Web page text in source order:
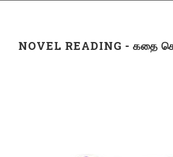
NOVEL READING - கதை